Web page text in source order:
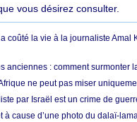
vous désirez consulter.
coûté la vie à la journaliste Amal
anciennes : comment surmonter
ne peut pas miser
par Israël est un crime de
à cause d’une photo du dalaï-